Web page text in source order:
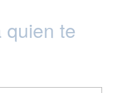
quien te